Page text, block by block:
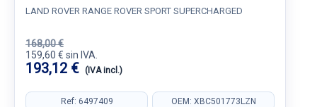
LAND ROVER RANGE ROVER SPORT SUPERCHARGED
168,00 €
159,60 € sin IVA.
193,12 € (IVA incl.)
Ref: 6497409 OEM: XBC501773LZN